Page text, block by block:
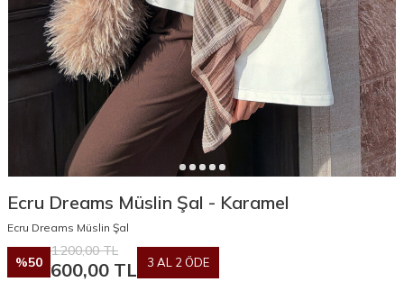
Ecru Dreams Müslin Şal - Karamel
Ecru Dreams Müslin Şal
%50
1.200,00TL
600,00 TL 3 AL 2 ÖDE